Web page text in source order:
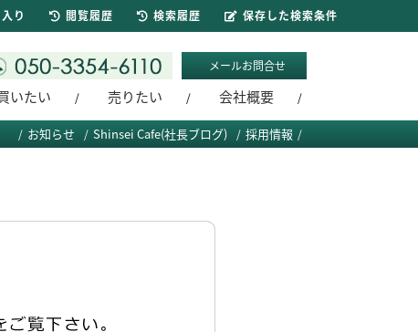
メールお問合せ
いたい 売りたい 会社概要
採用情報
Shinsei Cafe(社長ブログ)
お知らせ
り 閲覧履歴 検索履歴 保存した検索条件